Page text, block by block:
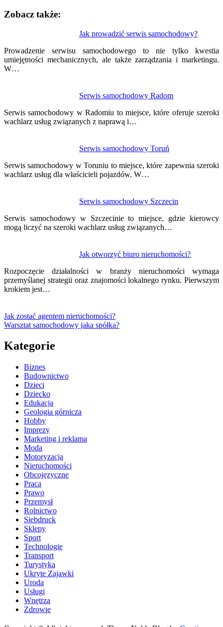
Zobacz także:
Jak prowadzić serwis samochodowy?
Prowadzenie serwisu samochodowego to nie tylko kwestia
umiejętności mechanicznych, ale także zarządzania i marketingu.
W…
Serwis samochodowy Radom
Serwis samochodowy w Radomiu to miejsce, które oferuje szeroki
wachlarz usług związanych z naprawą i…
Serwis samochodowy Toruń
Serwis samochodowy w Toruniu to miejsce, które zapewnia szeroki
wachlarz usług dla właścicieli pojazdów. W…
Serwis samochodowy Szczecin
Serwis samochodowy w Szczecinie to miejsce, gdzie kierowcy
mogą liczyć na szeroki wachlarz usług związanych…
Jak otworzyć biuro nieruchomości?
Rozpoczęcie działalności w branży nieruchomości wymaga
przemyślanej strategii oraz znajomości lokalnego rynku. Pierwszym
krokiem jest…
wpisu
Jak zostać agentem nieruchomości?
Warsztat samochodowy jaka spółka?
Kategorie
Biznes
Budownictwo
Dzieci
Dziecko
Edukacja
Geologia górnicza
Hobby
Imprezy
Marketing i reklama
Moda
Motoryzacja
Nieruchomości
Obcojęzyczne
Praca
Prawo
Przemysł
Rolnictwo
Siebdruck
Sklepy
Sport
Technologie
Transport
Turystyka
Ukryte Zajawki
Uroda
Usługi
Wnętrza
Zdrowie